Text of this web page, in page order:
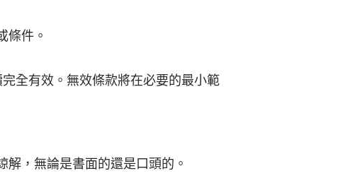
條件。
全有效。無效條款將在必要的最小範
，無論是書面的還是口頭的。